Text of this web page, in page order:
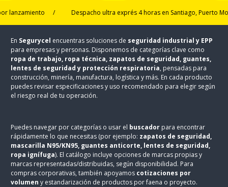
/ Despacho ultra exprés 4 horas en Santiago, Puerto Montt y
En Segurycel encuentras soluciones de seguridad industrial y EPP
para empresas y personas. Disponemos de categorías clave como
ropa de trabajo, ropa técnica, zapatos de seguridad, guantes,
lentes de seguridad y protección respiratoria, pensadas para
construcción, minería, manufactura, logística y más. En cada producto
puedes revisar especificaciones y uso recomendado para elegir según
el riesgo real de tu operación.
Puedes navegar por categorías o usar el buscador para encontrar
rápidamente lo que necesitas (por ejemplo: zapatos de seguridad,
mascarilla N95/KN95, guantes anticorte, lentes de seguridad,
ropa ignífuga). El catálogo incluye opciones de marcas propias y
marcas representadas/distribuidas, según disponibilidad. Para
compras corporativas, también apoyamos cotizaciones por
volumen y estandarización de productos por faena o proyecto.